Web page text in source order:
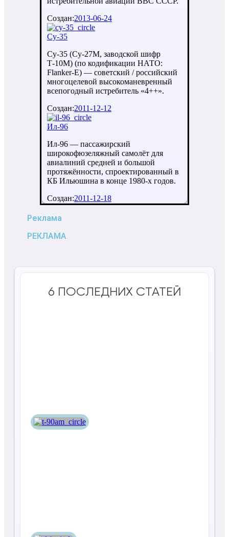
Создан:2013-06-24
Су-35
Су-35 (Су-27М, заводской шифр
Т-10М) (по кодификации НАТО:
Flanker-E) — советский / российский
многоцелевой высокоманевренный
всепогодный истребитель «4++».
Создан:2011-12-12
Ил-96
Ил-96 — пассажирский
широкофюзеляжный самолёт для
авиалиний средней и большой
протяжённости, спроектированный в
КБ Ильюшина в конце 1980-х годов.
Создан:2011-12-18
Реклама
РЕКЛАМА
6 ПОСЛЕДНИХ СТАТЕЙ